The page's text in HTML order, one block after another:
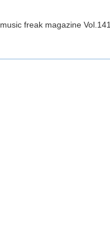
music freak magazine Vol.141